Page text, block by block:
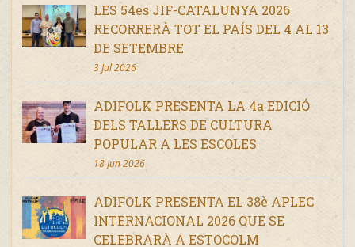
LES 54es JIF-CATALUNYA 2026
RECORRERÀ TOT EL PAÍS DEL 4 AL 13
DE SETEMBRE
3 Jul 2026
ADIFOLK PRESENTA LA 4a EDICIÓ
DELS TALLERS DE CULTURA
POPULAR A LES ESCOLES
18 Jun 2026
ADIFOLK PRESENTA EL 38è APLEC
INTERNACIONAL 2026 QUE SE
CELEBRARÀ A ESTOCOLM